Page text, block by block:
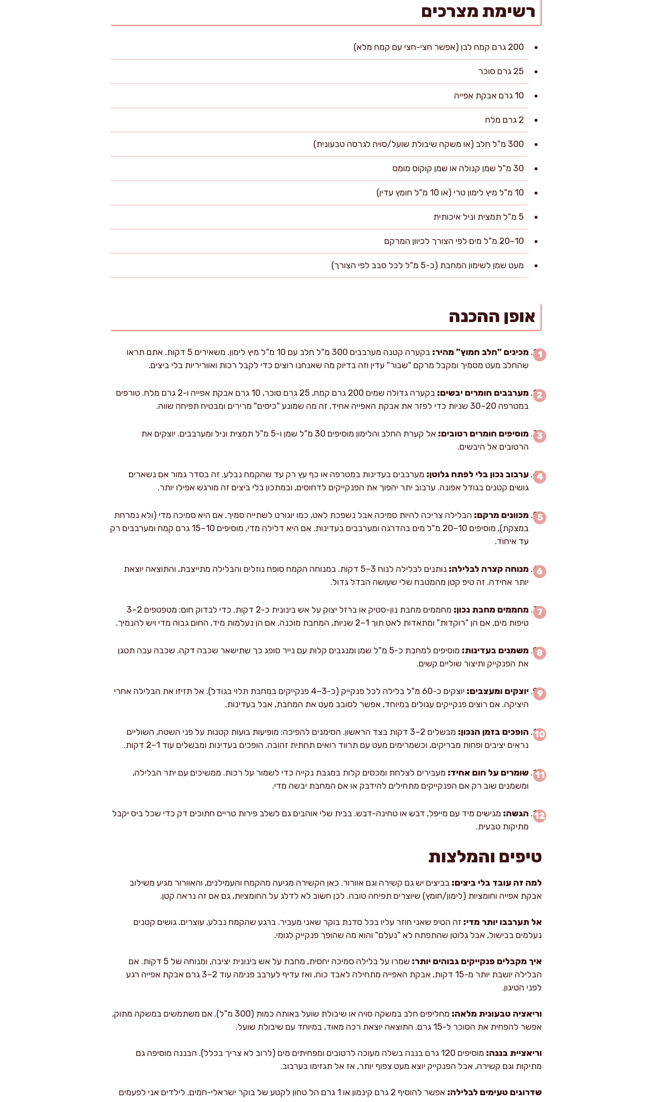
רשימת מצרכים
200 גרם קמח לבן (אפשר חצי-חצי עם קמח מלא)
25 גרם סוכר
10 גרם אבקת אפייה
2 גרם מלח
300 מ"ל חלב (או משקה שיבולת שועל/סויה לגרסה טבעונית)
30 מ"ל שמן קנולה או שמן קוקוס מומס
10 מ"ל מיץ לימון טרי (או 10 מ"ל חומץ עדין)
5 מ"ל תמצית וניל איכותית
10–20 מ"ל מים לפי הצורך לכיוון המרקם
מעט שמן לשימון המחבת (כ-5 מ"ל לכל סבב לפי הצורך)
אופן ההכנה
מכינים "חלב חמוץ" מהיר:
בקערה קטנה מערבבים 300 מ"ל חלב עם 10 מ"ל מיץ לימון. משאירים 5 דקות. אתם תראו
שהחלב מעט מסמיך ומקבל מרקם "שבור" עדין וזה בדיוק מה שאנחנו רוצים כדי לקבל רכות ואווריריות בלי ביצים.
מערבבים חומרים יבשים:
בקערה גדולה שמים 200 גרם קמח, 25 גרם סוכר, 10 גרם אבקת אפייה ו-2 גרם מלח. טורפים
במטרפה 20–30 שניות כדי לפזר את אבקת האפייה אחיד, זה מה שמונע "כיסים" מרירים ומבטיח תפיחה שווה.
מוסיפים חומרים רטובים:
אל קערת החלב והלימון מוסיפים 30 מ"ל שמן ו-5 מ"ל תמצית וניל ומערבבים. יוצקים את
הרטובים אל היבשים.
ערבוב נכון בלי לפתח גלוטן: מערבבים בעדינות במטרפה או כף עץ רק עד שהקמח נבלע. זה בסדר גמור אם נשארים
גושים קטנים בגודל אפונה. ערבוב יתר יהפוך את הפנקייקים לדחוסים, ובמתכון בלי ביצים זה מורגש אפילו יותר.
מכוונים מרקם: הבלילה צריכה להיות סמיכה אבל נשפכת לאט, כמו יוגורט לשתייה סמיך. אם היא סמיכה מדי (ולא נמרחת
במצקת), מוסיפים 10–20 מ"ל מים בהדרגה ומערבבים בעדינות. אם היא דלילה מדי, מוסיפים 10–15 גרם קמח ומערבבים רק
עד איחוד.
מנוחה קצרה לבלילה:
נותנים לבלילה לנוח 3–5 דקות. במנוחה הקמח סופח נוזלים והבלילה מתייצבת, והתוצאה יוצאת
יותר אחידה. זה טיפ קטן מהמטבח שלי שעושה הבדל גדול.
מחממים מחבת נכון:
מחממים מחבת נון-סטיק או ברזל יצוק על אש בינונית כ-2 דקות. כדי לבדוק חום: מטפטפים 2–3
טיפות מים. אם הן "רוקדות" ומתאדות לאט תוך 1–2 שניות, המחבת מוכנה. אם הן נעלמות מיד, החום גבוה מדי ויש להנמיך.
משמנים בעדינות:
מוסיפים למחבת כ-5 מ"ל שמן ומנגבים קלות עם נייר סופג כך שתישאר שכבה דקה. שכבה עבה תטגן
את הפנקייק ותיצור שוליים קשים.
יוצקים ומעצבים:
יוצקים כ-60 מ"ל בלילה לכל פנקייק (כ-3–4 פנקייקים במחבת תלוי בגודל). אל תזיזו את הבלילה אחרי
היציקה. אם רוצים פנקייקים עגולים במיוחד, אפשר לסובב מעט את המחבת, אבל בעדינות.
הופכים בזמן הנכון:
מבשלים 2–3 דקות בצד הראשון. הסימנים להפיכה: מופיעות בועות קטנות על פני השטח, השוליים
נראים יציבים ופחות מבריקים, וכשמרימים מעט עם תרווד רואים תחתית זהובה. הופכים בעדינות ומבשלים עוד 1–2 דקות.
שומרים על חום אחיד: מעבירים לצלחת ומכסים קלות במגבת נקייה כדי לשמור על רכות. ממשיכים עם יתר הבלילה,
ומשמנים שוב רק אם הפנקייקים מתחילים להידבק או אם המחבת יבשה מדי.
הגשה: מגישים מיד עם מייפל, דבש או טחינה-דבש. בבית שלי אוהבים גם לשלב פירות טריים חתוכים דק כדי שכל ביס יקבל
מתיקות טבעית.
טיפים והמלצות
למה זה עובד בלי ביצים: בביצים יש גם קשירה וגם אוורור. כאן הקשירה מגיעה מהקמח והעמילנים, והאוורור מגיע משילוב
אבקת אפייה וחומציות (לימון/חומץ) שיוצרים תפיחה טובה. לכן חשוב לא לדלג על החומציות, גם אם זה נראה קטן.
אל תערבבו יותר מדי: זה הטיפ שאני חוזר עליו בכל סדנת בוקר שאני מעביר. ברגע שהקמח נבלע, עוצרים. גושים קטנים
נעלמים בבישול, אבל גלוטן שהתפתח לא "נעלם" והוא מה שהופך פנקייק לגומי.
איך מקבלים פנקייקים גבוהים יותר:
שמרו על בלילה סמיכה יחסית, מחבת על אש בינונית יציבה, ומנוחה של 5 דקות. אם
הבלילה יושבת יותר מ-15 דקות, אבקת האפייה מתחילה לאבד כוח, ואז עדיף לערבב פנימה עוד 2–3 גרם אבקת אפייה רגע
לפני הטיגון.
וריאציה טבעונית מלאה:
מחליפים חלב במשקה סויה או שיבולת שועל באותה כמות (300 מ"ל). אם משתמשים במשקה מתוק,
אפשר להפחית את הסוכר ל-15 גרם. התוצאה יוצאת רכה מאוד, במיוחד עם שיבולת שועל.
וריאציית בננה:
מוסיפים 120 גרם בננה בשלה מעוכה לרטובים ומפחיתים מים (לרוב לא צריך בכלל). הבננה מוסיפה גם
מתיקות וגם קשירה, אבל הפנקייק יוצא מעט צפוף יותר, אז אל תגזימו בערבוב.
שדרוגים טעימים לבלילה:
אפשר להוסיף 2 גרם קינמון או 1 גרם הל טחון לקטע של בוקר ישראלי-חמים. לילדים אני לפעמים